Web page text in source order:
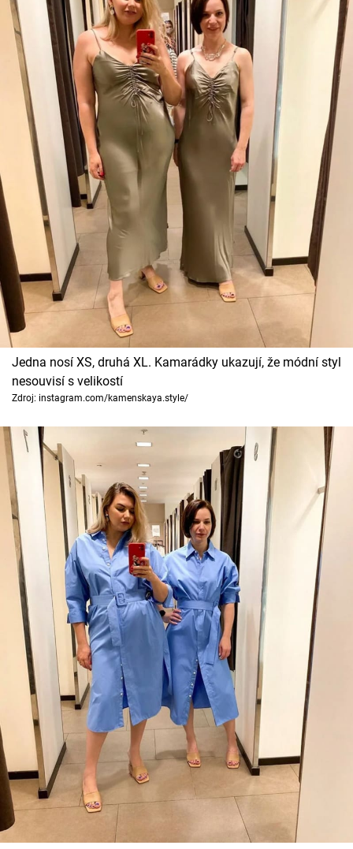
Jedna nosí XS, druhá XL. Kamarádky ukazují, že módní styl
nesouvisí s velikostí
Zdroj: instagram.com/kamenskaya.style/